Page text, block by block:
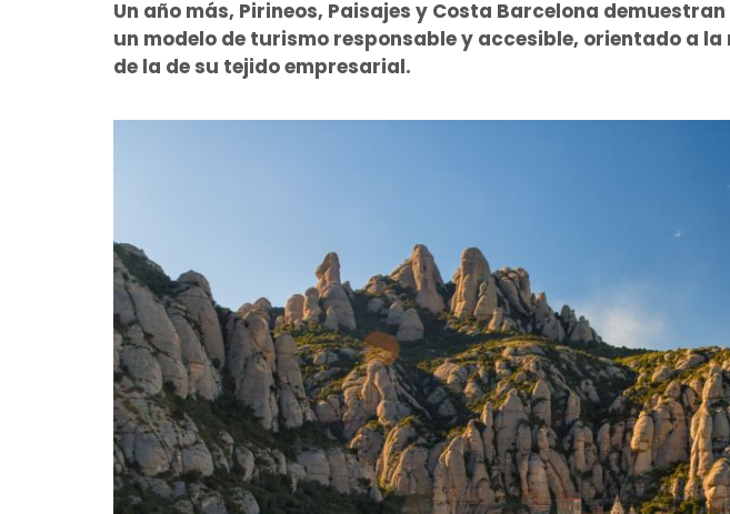
Un año más, Pirineos, Paisajes y Costa Barcelona
un modelo de turismo responsable y accesible, orientado a
de la de su tejido empresarial.